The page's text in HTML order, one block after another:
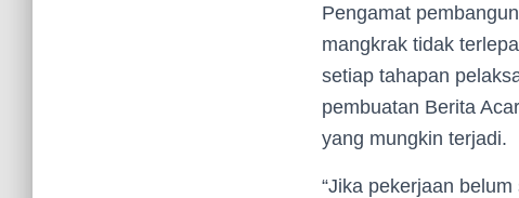
Pengamat
mangkrak tidak
setiap tahapan
pembuatan Berita
yang mungkin terjadi.
“Jika pekerjaan